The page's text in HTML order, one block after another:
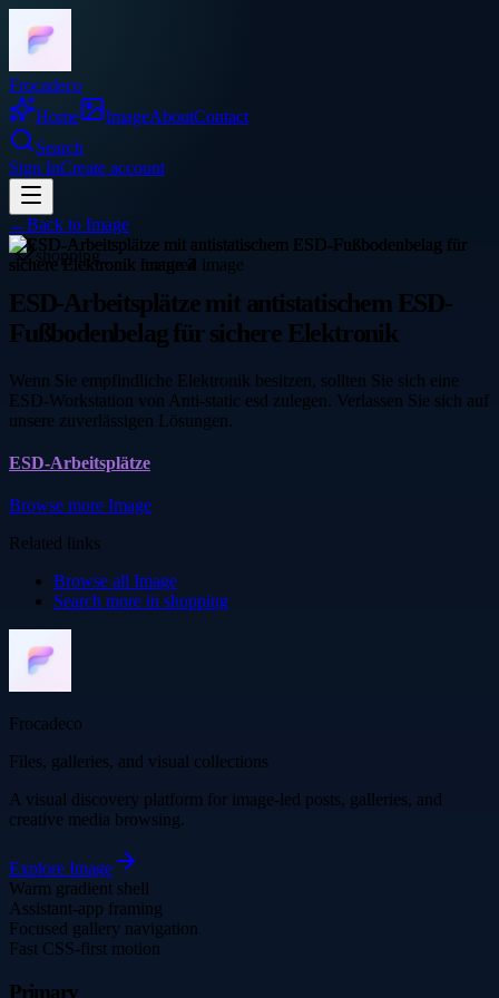
Frocadeco
Home
ImageAboutContact
Search
Sign InCreate account
←Back to Image
shopping
ESD-Arbeitsplätze mit antistatischem ESD-
Fußbodenbelag für sichere Elektronik
Wenn Sie empfindliche Elektronik besitzen, sollten Sie sich eine
ESD-Workstation von Anti-static esd zulegen. Verlassen Sie sich auf
unsere zuverlässigen Lösungen.
ESD-Arbeitsplätze
Browse more Image
Related links
Browse all Image
Search more in shopping
Frocadeco
Files, galleries, and visual collections
A visual discovery platform for image-led posts, galleries, and
creative media browsing.
Explore Image
Warm gradient shell
Assistant-app framing
Focused gallery navigation
Fast CSS-first motion
Primary